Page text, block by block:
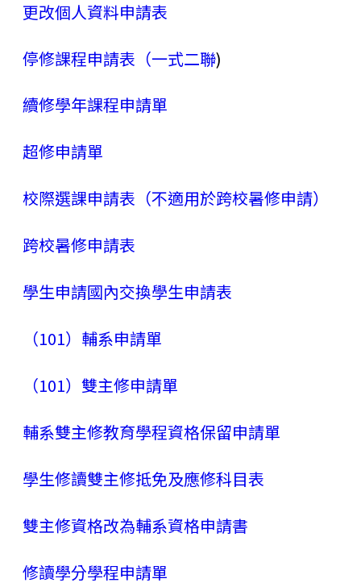
更改個人資料申請表
停修課程申請表（一式二聯)
續修學年課程申請單
超修申請單
校際選課申請表（不適用於跨校暑修申請）
跨校暑修申請表
學生申請國內交換學生申請表
（101）輔系申請單
（101）雙主修申請單
輔系雙主修教育學程資格保留申請單
學生修讀雙主修抵免及應修科目表
雙主修資格改為輔系資格申請書
修讀學分學程申請單